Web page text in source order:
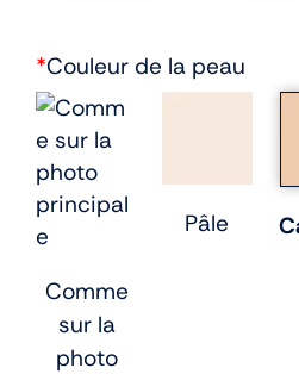
*Couleur de la peau
Comme
sur la
photo
Pâle